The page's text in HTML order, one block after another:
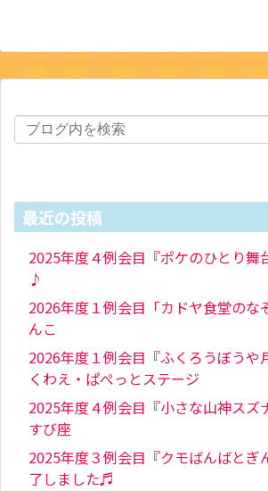
最近の投稿
2025年度４例会目『ポケのひとり舞
♪
2026年度１例会目「カドヤ食堂のな
んこ
2026年度１例会目『ふくろうぼうや
くわえ・ぱぺっとステージ
2025年度４例会目『小さな山神スズ
すび座
2025年度３例会目『クモばんばとぎ
了しました♬